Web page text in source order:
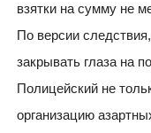
взятки на сумму не
По версии
закрывать глаза на
Полицейский не
организацию